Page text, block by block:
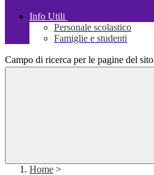
Info Utili
Personale scolastico
Famiglie e studenti
Campo di ricerca per le pagine del sito
Home >